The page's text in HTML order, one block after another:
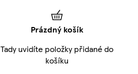
Prázdný košík
Tady uvidíte položky přidané do
košíku